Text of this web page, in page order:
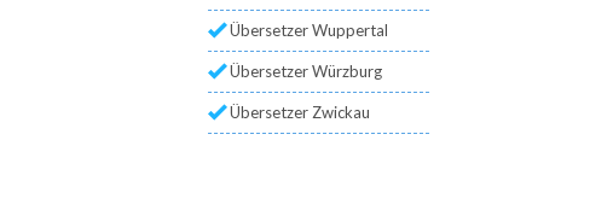
Übersetzer Wuppertal
Übersetzer Würzburg
Übersetzer Zwickau